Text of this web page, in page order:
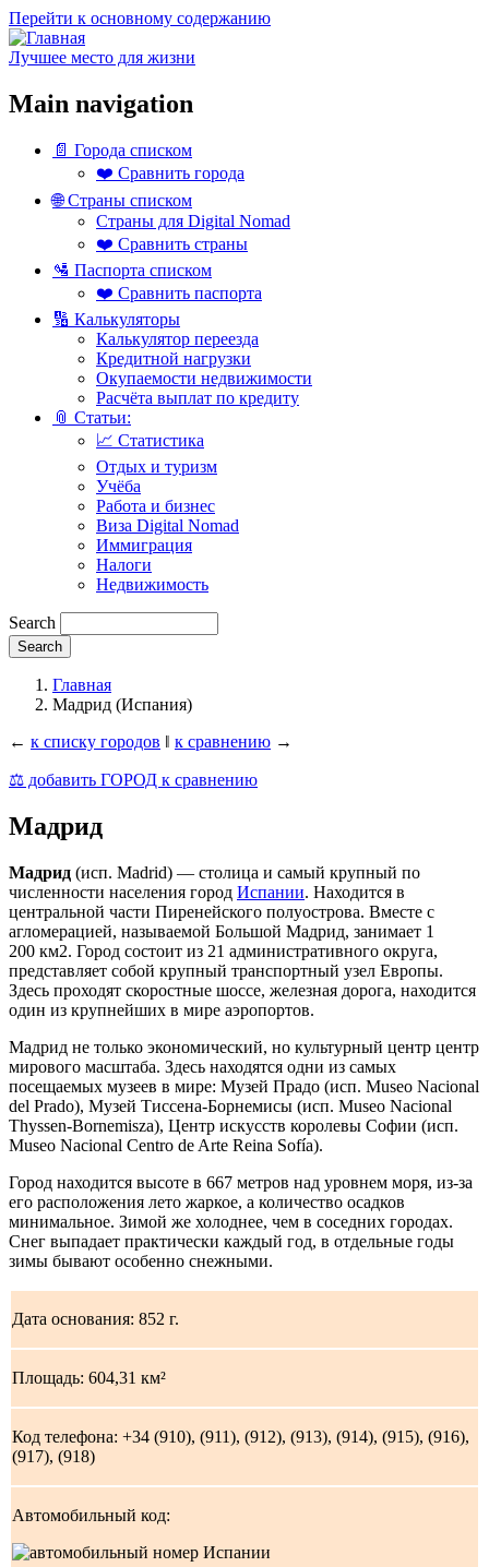
Перейти к основному содержанию
Лучшее место для жизни
Main navigation
📄 Города списком
❤️ Сравнить города
🌐 Страны списком
Страны для Digital Nomad
❤️ Сравнить страны
🛂 Паспорта списком
❤️ Сравнить паспорта
🔢 Калькуляторы
Калькулятор переезда
Кредитной нагрузки
Окупаемости недвижимости
Расчёта выплат по кредиту
📎 Статьи:
📈 Статистика
Отдых и туризм
Учёба
Работа и бизнес
Виза Digital Nomad
Иммиграция
Налоги
Недвижимость
Search
Главная
Мадрид (Испания)
← к списку городов ‖ к сравнению →
⚖️ добавить ГОРОД к сравнению
Мадрид
Мадрид (исп. Madrid) — столица и самый крупный по
численности населения город Испании. Находится в
центральной части Пиренейского полуострова. Вместе с
агломерацией, называемой Большой Мадрид, занимает 1
200 км2. Город состоит из 21 административного округа,
представляет собой крупный транспортный узел Европы.
Здесь проходят скоростные шоссе, железная дорога, находится
один из крупнейших в мире аэропортов.
Мадрид не только экономический, но культурный центр центр
мирового масштаба. Здесь находятся одни из самых
посещаемых музеев в мире: Музей Прадо (исп. Museo Nacional
del Prado), Музей Тиссена-Борнемисы (исп. Museo Nacional
Thyssen-Bornemisza), Центр искусств королевы Софии (исп.
Museo Nacional Centro de Arte Reina Sofía).
Город находится высоте в 667 метров над уровнем моря, из-за
его расположения лето жаркое, а количество осадков
минимальное. Зимой же холоднее, чем в соседних городах.
Снег выпадает практически каждый год, в отдельные годы
зимы бывают особенно снежными.
Дата основания: 852 г.
Площадь: 604,31 км²
Код телефона: +34 (910), (911), (912), (913), (914), (915), (916),
(917), (918)
Автомобильный код: